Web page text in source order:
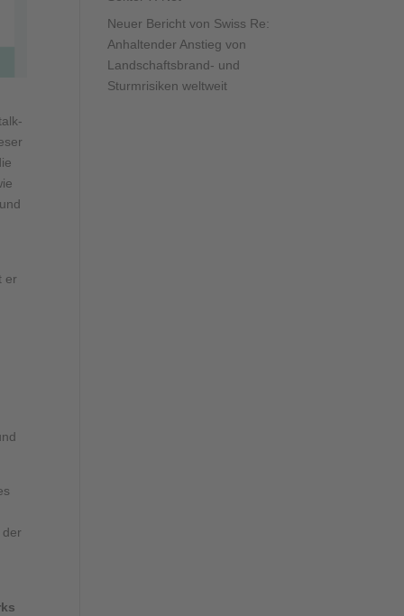
er
Neuer Bericht von Swiss Re:
Anhaltender Anstieg von
Landschaftsbrand- und
Sturmrisiken weltweit